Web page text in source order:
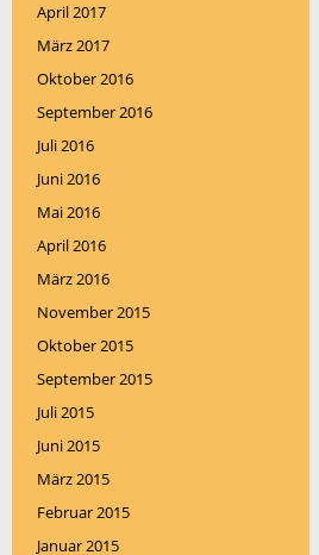
April 2017
März 2017
Oktober 2016
September 2016
Juli 2016
Juni 2016
Mai 2016
April 2016
März 2016
November 2015
Oktober 2015
September 2015
Juli 2015
Juni 2015
März 2015
Februar 2015
Januar 2015